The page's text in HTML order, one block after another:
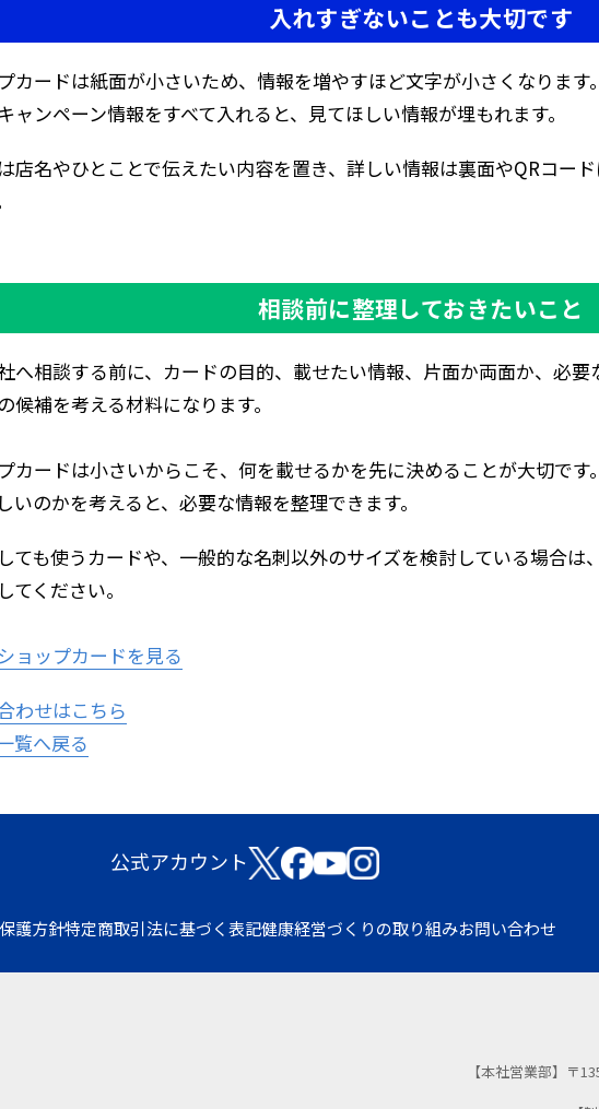
入れすぎないことも大切です
カードは紙面が小さいため、情報を増やすほど文字が小さくなりま
ャンペーン情報をすべて入れると、見てほしい情報が埋もれます。
店名やひとことで伝えたい内容を置き、詳しい情報は裏面やQRコー
相談前に整理しておきたいこと
へ相談する前に、カードの目的、載せたい情報、片面か両面か、必
候補を考える材料になります。
カードは小さいからこそ、何を載せるかを先に決めることが大切で
いのかを考えると、必要な情報を整理できます。
ても使うカードや、一般的な名刺以外のサイズを検討している場合は、
てください。
ョップカードを見る
わせはこちら
覧へ戻る
公式アカウント
護方針特定商取引法に基づく表記健康経営づくりの取り組みお問い合わせ
【本社営業部】〒